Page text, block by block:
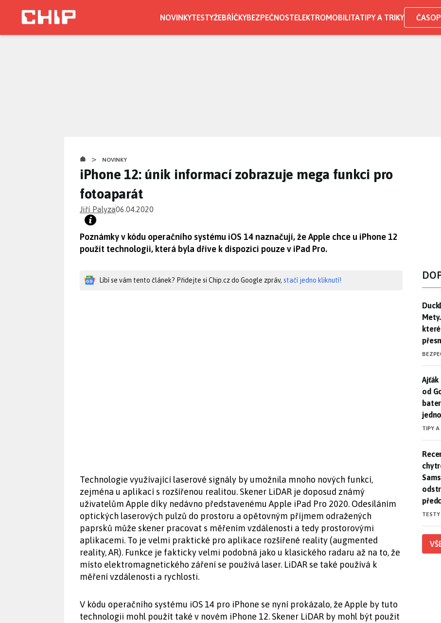
NOVINKYTESTYŽEBŘÍČKYBEZPEČNOSTELEKTROMOBILITATIPY A TRIKY
> NOVINKY
iPhone 12: únik informací zobrazuje mega funkci pro
fotoaparát
Jiří Palyza06.04.2020
Poznámky v kódu operačního systému iOS 14 naznačují, že Apple chce u iPhone 12
použít technologii, která byla dříve k dispozici pouze v iPad Pro.
Líbí se vám tento článek? Přidejte si Chip.cz do Google zpráv, stačí jedno kliknutí!
Technologie využívající laserové signály by umožnila mnoho nových funkcí,
zejména u aplikací s rozšířenou realitou. Skener LiDAR je doposud známý
uživatelům Apple díky nedávno představenému Apple iPad Pro 2020. Odesíláním
optických laserových pulzů do prostoru a opětovným příjmem odražených
paprsků může skener pracovat s měřením vzdálenosti a tedy prostorovými
aplikacemi. To je velmi praktické pro aplikace rozšířené reality (augmented
reality, AR). Funkce je fakticky velmi podobná jako u klasického radaru až na to, že
místo elektromagnetického záření se používá laser. LiDAR se také používá k
měření vzdálenosti a rychlosti.
V kódu operačního systému iOS 14 pro iPhone se nyní prokázalo, že Apple by tuto
technologii mohl použít také v novém iPhone 12. Skener LiDAR by mohl být použit
od
TIPY A
TESTY